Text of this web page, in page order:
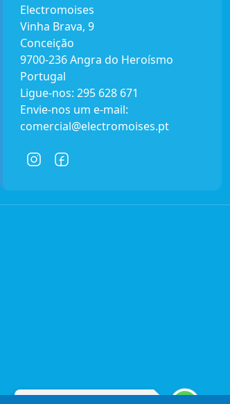
Electromoises
Vinha Brava, 9
Conceição
9700-236 Angra do Heroísmo
Portugal
Ligue-nos: 295 628 671
Envie-nos um e-mail:
comercial@electromoises.pt